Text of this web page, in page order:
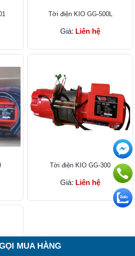
Tời điện KIO GG-500L
Giá: Liên hệ
Tời điện KIO GG-300
Giá: Liên hệ
MUA HÀNG